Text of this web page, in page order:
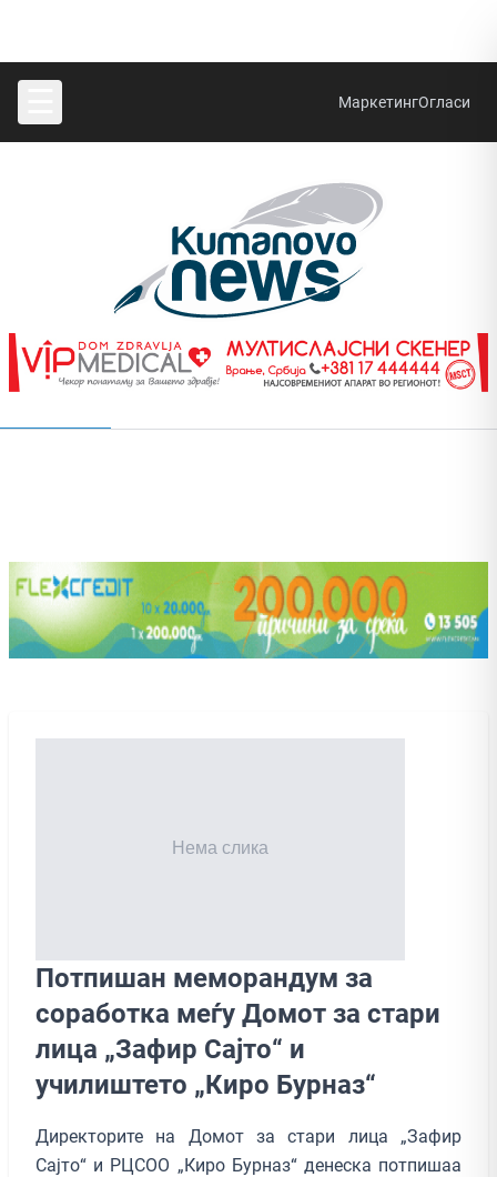
МаркетингОгласи
Потпишан меморандум за
соработка меѓу Домот за стари
лица „Зафир Сајто“ и
училиштето „Киро Бурназ“
Директорите на Домот за стари лица „Зафир
Сајто“ и РЦСОО „Киро Бурназ“ денеска потпишаа